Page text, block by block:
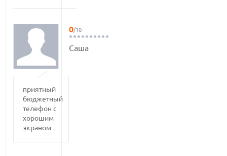
0/10
Саша
приятный
бюджетный
телефон с
хорошим
экраном